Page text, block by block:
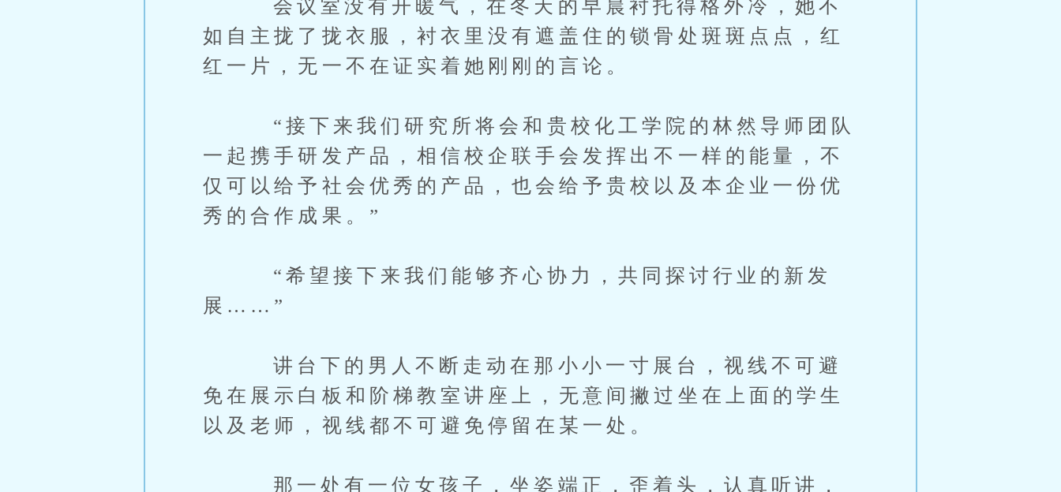
会议室没有开暖气，在冬天的早晨衬托得格外冷，她不
如自主拢了拢衣服，衬衣里没有遮盖住的锁骨处斑斑点点，红
红一片，无一不在证实着她刚刚的言论。
“接下来我们研究所将会和贵校化工学院的林然导师团队
一起携手研发产品，相信校企联手会发挥出不一样的能量，不
仅可以给予社会优秀的产品，也会给予贵校以及本企业一份优
秀的合作成果。”
“希望接下来我们能够齐心协力，共同探讨行业的新发
展……”
讲台下的男人不断走动在那小小一寸展台，视线不可避
免在展示白板和阶梯教室讲座上，无意间撇过坐在上面的学生
以及老师，视线都不可避免停留在某一处。
那一处有一位女孩子，坐姿端正，歪着头，认真听讲，